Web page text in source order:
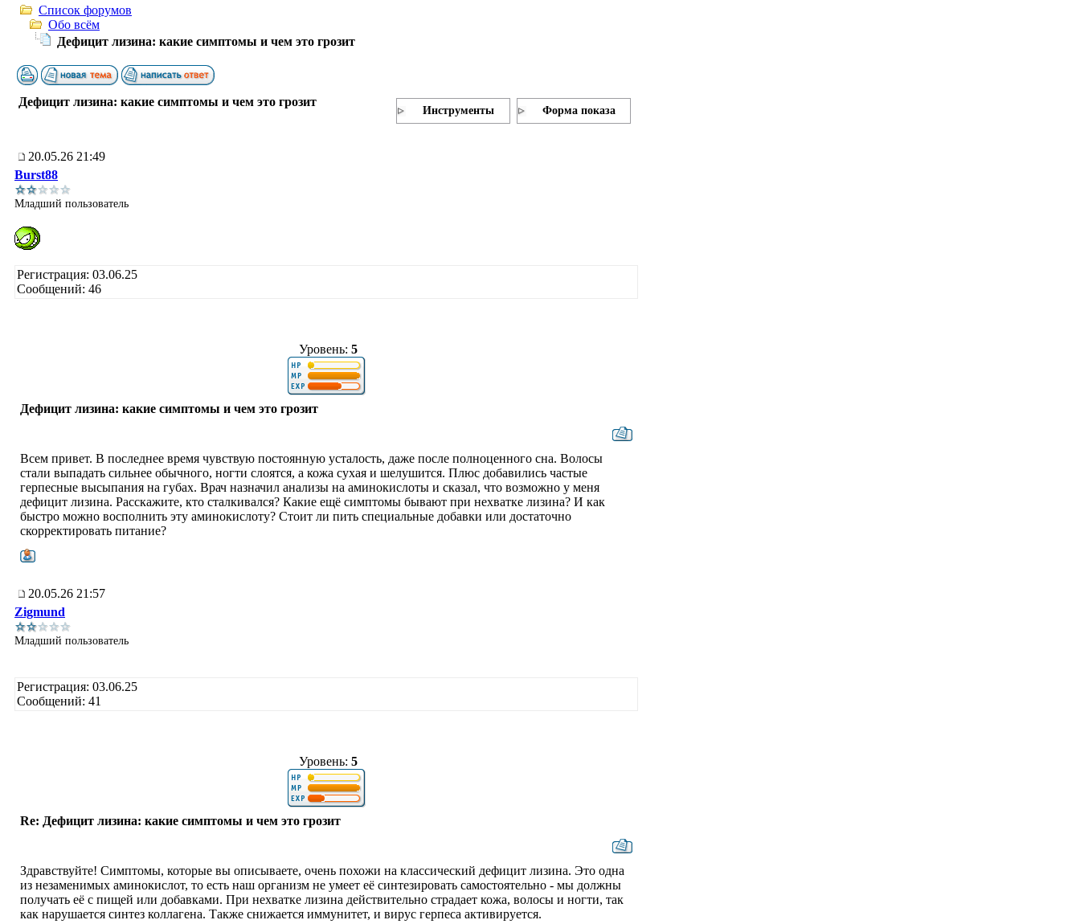
Список форумов
Обо всём
Дефицит лизина: какие симптомы и чем это грозит
Дефицит лизина: какие симптомы и чем это грозит
Инструменты Форма показа
20.05.26 21:49
Burst88
Младший пользователь
Регистрация: 03.06.25
Сообщений: 46
Уровень: 5
Дефицит лизина: какие симптомы и чем это грозит
Всем привет. В последнее время чувствую постоянную усталость, даже после полноценного сна. Волосы
стали выпадать сильнее обычного, ногти слоятся, а кожа сухая и шелушится. Плюс добавились частые
герпесные высыпания на губах. Врач назначил анализы на аминокислоты и сказал, что возможно у меня
дефицит лизина. Расскажите, кто сталкивался? Какие ещё симптомы бывают при нехватке лизина? И как
быстро можно восполнить эту аминокислоту? Стоит ли пить специальные добавки или достаточно
скорректировать питание?
20.05.26 21:57
Zigmund
Младший пользователь
Регистрация: 03.06.25
Сообщений: 41
Уровень: 5
Re: Дефицит лизина: какие симптомы и чем это грозит
Здравствуйте! Симптомы, которые вы описываете, очень похожи на классический дефицит лизина. Это одна
из незаменимых аминокислот, то есть наш организм не умеет её синтезировать самостоятельно - мы должны
получать её с пищей или добавками. При нехватке лизина действительно страдает кожа, волосы и ногти, так
как нарушается синтез коллагена. Также снижается иммунитет, и вирус герпеса активируется.